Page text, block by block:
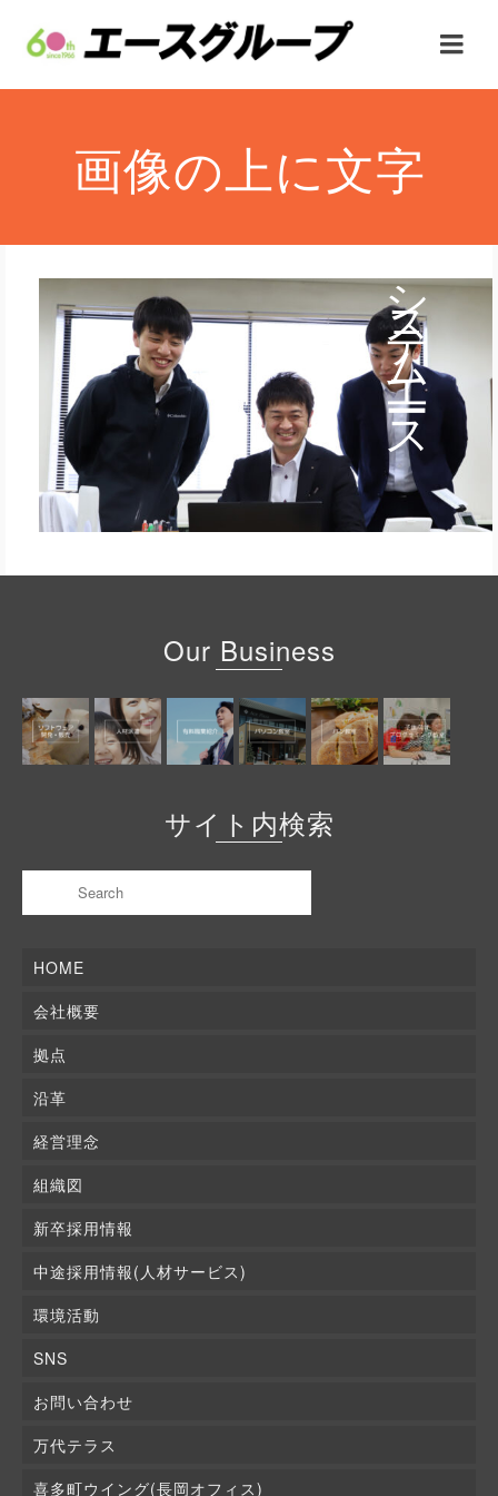
画像の上に文字
シ
ス
テ
ム
エ
ー
ス
Our Business
サイト内検索
HOME
会社概要
拠点
沿革
経営理念
組織図
新卒採用情報
中途採用情報(人材サービス)
環境活動
SNS
お問い合わせ
万代テラス
喜多町ウイング(長岡オフィス)